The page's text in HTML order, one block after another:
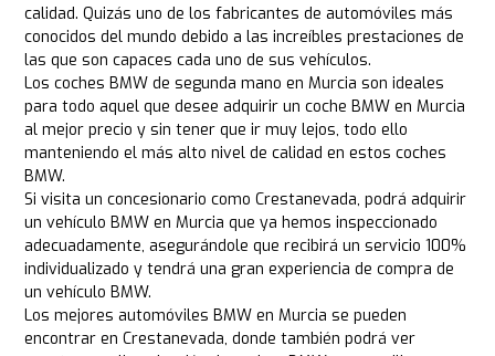
calidad. Quizás uno de los fabricantes de automóviles más
conocidos del mundo debido a las increíbles prestaciones de
las que son capaces cada uno de sus vehículos.
Los coches BMW de segunda mano en Murcia son ideales
para todo aquel que desee adquirir un coche BMW en Murcia
al mejor precio y sin tener que ir muy lejos, todo ello
manteniendo el más alto nivel de calidad en estos coches
BMW.
Si visita un concesionario como Crestanevada, podrá adquirir
un vehículo BMW en Murcia que ya hemos inspeccionado
adecuadamente, asegurándole que recibirá un servicio 100%
individualizado y tendrá una gran experiencia de compra de
un vehículo BMW.
Los mejores automóviles BMW en Murcia se pueden
encontrar en Crestanevada, donde también podrá ver